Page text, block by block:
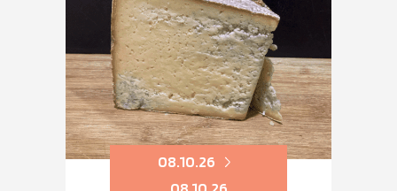
08.10.26